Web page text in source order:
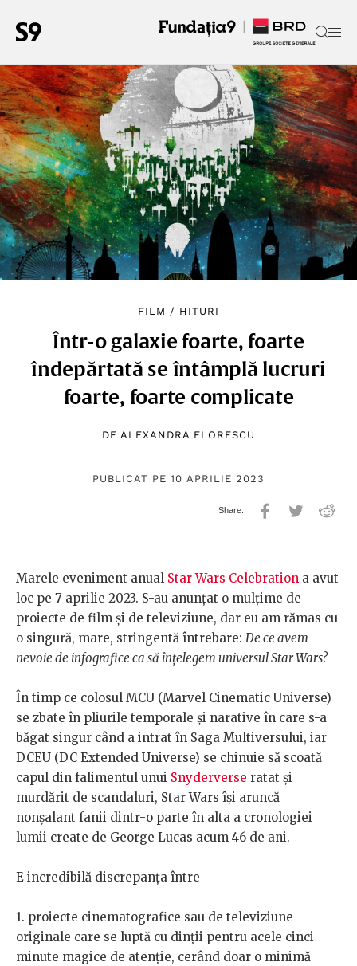
FILM / HITURI
Într-o galaxie foarte, foarte
îndepărtată se întâmplă lucruri
foarte, foarte complicate
DE ALEXANDRA FLORESCU
PUBLICAT PE 10 APRILIE 2023
Marele eveniment anual Star Wars Celebration a avut
loc pe 7 aprilie 2023. S-au anunțat o mulțime de
proiecte de film și de televiziune, dar eu am rămas cu
o singură, mare, stringentă întrebare: De ce avem
nevoie de infografice ca să înțelegem universul Star Wars?
În timp ce colosul MCU (Marvel Cinematic Universe)
se zbate în pliurile temporale și narative în care s-a
băgat singur când a intrat în Saga Multiversului, iar
DCEU (DC Extended Universe) se chinuie să scoată
capul din falimentul unui Snyderverse ratat și
murdărit de scandaluri, Star Wars își aruncă
nonșalant fanii dintr-o parte în alta a cronologiei
lumii create de George Lucas acum 46 de ani.
E incredibilă discrepanța între
1. proiecte cinematografice sau de televiziune
originale care se luptă cu dinții pentru acele cinci
minute magice de atenție, cerând doar o minimă